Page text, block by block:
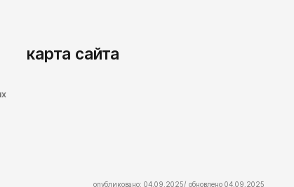
карта сайта
опубликовано: 04.09.2025/ обновлено 04.09.2025